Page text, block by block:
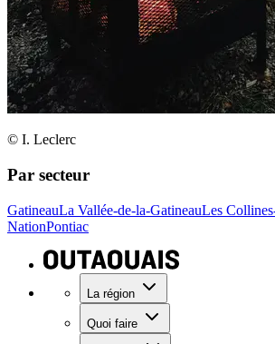
© I. Leclerc
Par secteur
GatineauLa Vallée-de-la-GatineauLes
NationPontiac
La région
Quoi faire